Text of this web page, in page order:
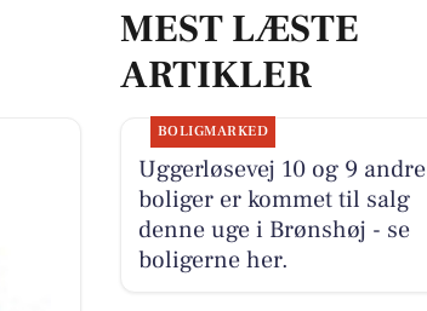
MEST LÆSTE
ARTIKLER
BOLIGMARKED
Uggerløsevej 10 og 9 andre
boliger er kommet til salg
denne uge i Brønshøj - se
boligerne her.